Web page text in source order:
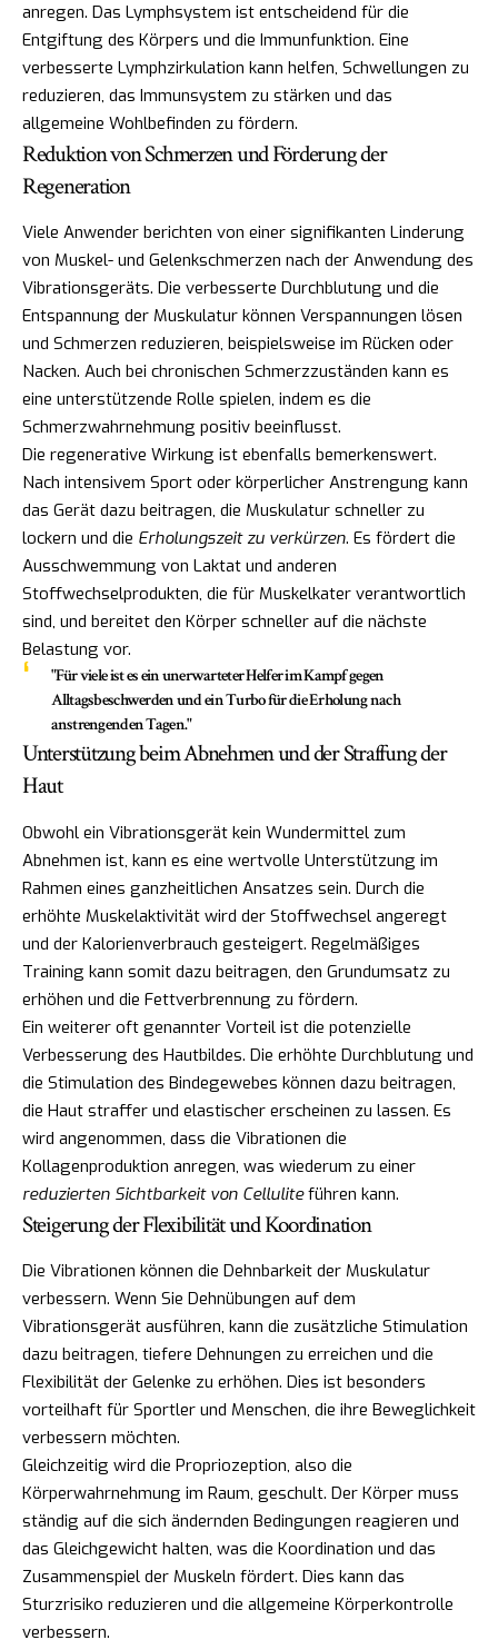
anregen. Das Lymphsystem ist entscheidend für die
Entgiftung des Körpers und die Immunfunktion. Eine
verbesserte Lymphzirkulation kann helfen, Schwellungen zu
reduzieren, das Immunsystem zu stärken und das
allgemeine Wohlbefinden zu fördern.
Reduktion von Schmerzen und Förderung der
Regeneration
Viele Anwender berichten von einer signifikanten Linderung
von Muskel- und Gelenkschmerzen nach der Anwendung des
Vibrationsgeräts. Die verbesserte Durchblutung und die
Entspannung der Muskulatur können Verspannungen lösen
und Schmerzen reduzieren, beispielsweise im Rücken oder
Nacken. Auch bei chronischen Schmerzzuständen kann es
eine unterstützende Rolle spielen, indem es die
Schmerzwahrnehmung positiv beeinflusst.
Die regenerative Wirkung ist ebenfalls bemerkenswert.
Nach intensivem Sport oder körperlicher Anstrengung kann
das Gerät dazu beitragen, die Muskulatur schneller zu
lockern und die Erholungszeit zu verkürzen. Es fördert die
Ausschwemmung von Laktat und anderen
Stoffwechselprodukten, die für Muskelkater verantwortlich
sind, und bereitet den Körper schneller auf die nächste
Belastung vor.
"Für viele ist es ein unerwarteter Helfer im Kampf gegen
Alltagsbeschwerden und ein Turbo für die Erholung nach
anstrengenden Tagen."
Unterstützung beim Abnehmen und der Straffung der
Haut
Obwohl ein Vibrationsgerät kein Wundermittel zum
Abnehmen ist, kann es eine wertvolle Unterstützung im
Rahmen eines ganzheitlichen Ansatzes sein. Durch die
erhöhte Muskelaktivität wird der Stoffwechsel angeregt
und der Kalorienverbrauch gesteigert. Regelmäßiges
Training kann somit dazu beitragen, den Grundumsatz zu
erhöhen und die Fettverbrennung zu fördern.
Ein weiterer oft genannter Vorteil ist die potenzielle
Verbesserung des Hautbildes. Die erhöhte Durchblutung und
die Stimulation des Bindegewebes können dazu beitragen,
die Haut straffer und elastischer erscheinen zu lassen. Es
wird angenommen, dass die Vibrationen die
Kollagenproduktion anregen, was wiederum zu einer
reduzierten Sichtbarkeit von Celluliteführen kann.
Steigerung der Flexibilität und Koordination
Die Vibrationen können die Dehnbarkeit der Muskulatur
verbessern. Wenn Sie Dehnübungen auf dem
Vibrationsgerät ausführen, kann die zusätzliche Stimulation
dazu beitragen, tiefere Dehnungen zu erreichen und die
Flexibilität der Gelenke zu erhöhen. Dies ist besonders
vorteilhaft für Sportler und Menschen, die ihre Beweglichkeit
verbessern möchten.
Gleichzeitig wird die Propriozeption, also die
Körperwahrnehmung im Raum, geschult. Der Körper muss
ständig auf die sich ändernden Bedingungen reagieren und
das Gleichgewicht halten, was die Koordination und das
Zusammenspiel der Muskeln fördert. Dies kann das
Sturzrisiko reduzieren und die allgemeine Körperkontrolle
verbessern.